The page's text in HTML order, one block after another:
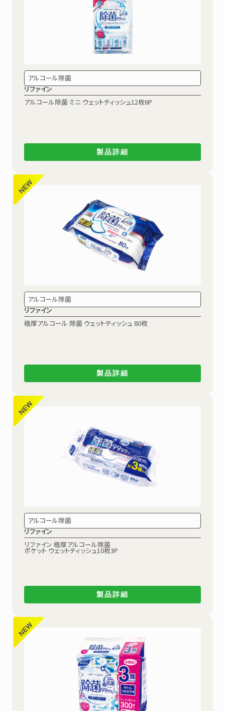
アルコール除菌
リファイン
アルコール除菌 ミニ ウェットティッシュ12枚6P
製品詳細
アルコール除菌
リファイン
極厚アルコール 除菌 ウェットティッシュ 80枚
製品詳細
アルコール除菌
リファイン
リファイン 極厚アルコール除菌
ポケット ウェットティッシュ10枚3P
製品詳細